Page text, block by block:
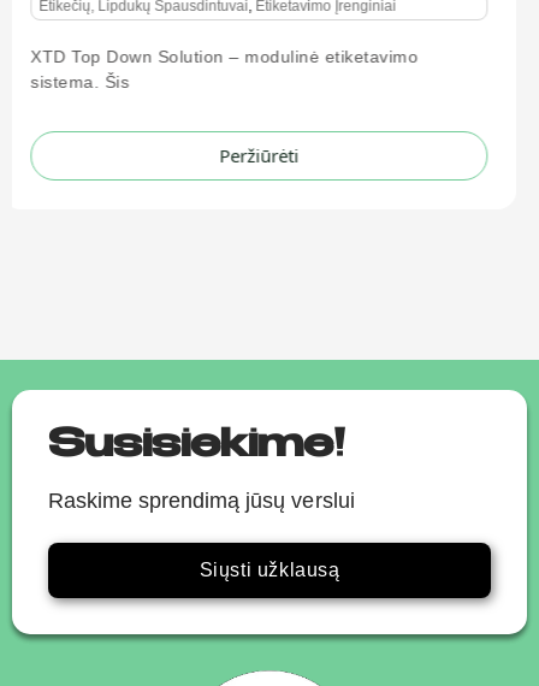
Susisiekime!
Raskime sprendimą jūsų verslui
Siųsti užklausą